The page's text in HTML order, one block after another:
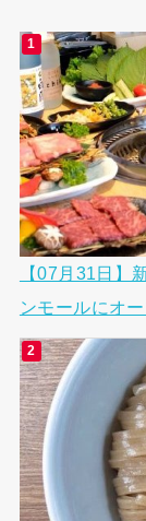
【07月31日】
ンモールにオ